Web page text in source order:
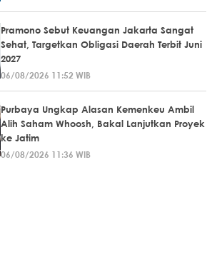
Pramono Sebut Keuangan Jakarta Sangat
Sehat, Targetkan Obligasi Daerah Terbit Juni
2027
06/08/2026 11:52 WIB
Purbaya Ungkap Alasan Kemenkeu Ambil
Alih Saham Whoosh, Bakal Lanjutkan Proyek
ke Jatim
06/08/2026 11:36 WIB